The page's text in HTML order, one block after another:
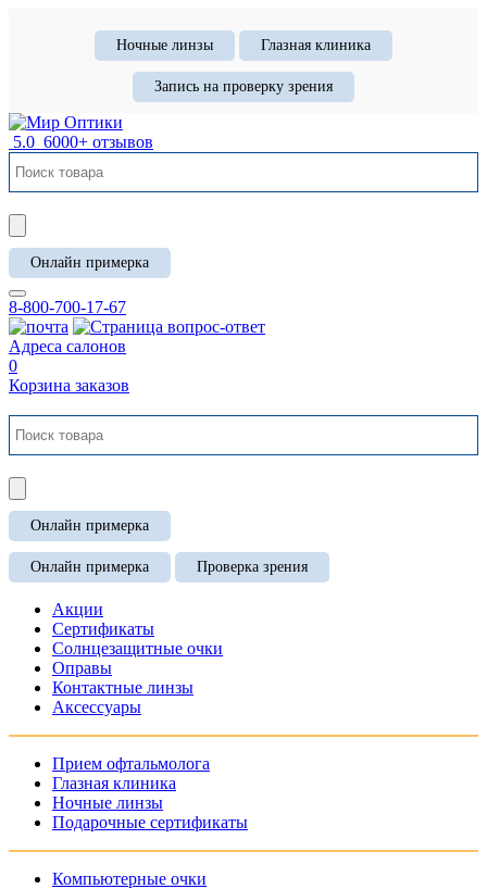
Ночные линзы Глазная клиника
Запись на проверку зрения
5.0 6000+ отзывов
Онлайн примерка
8-800-700-17-67
Адреса салонов
0
Корзина заказов
Онлайн примерка
Онлайн примерка Проверка зрения
Акции
Сертификаты
Солнцезащитные очки
Оправы
Контактные линзы
Аксессуары
Прием офтальмолога
Глазная клиника
Ночные линзы
Подарочные сертификаты
Компьютерные очки